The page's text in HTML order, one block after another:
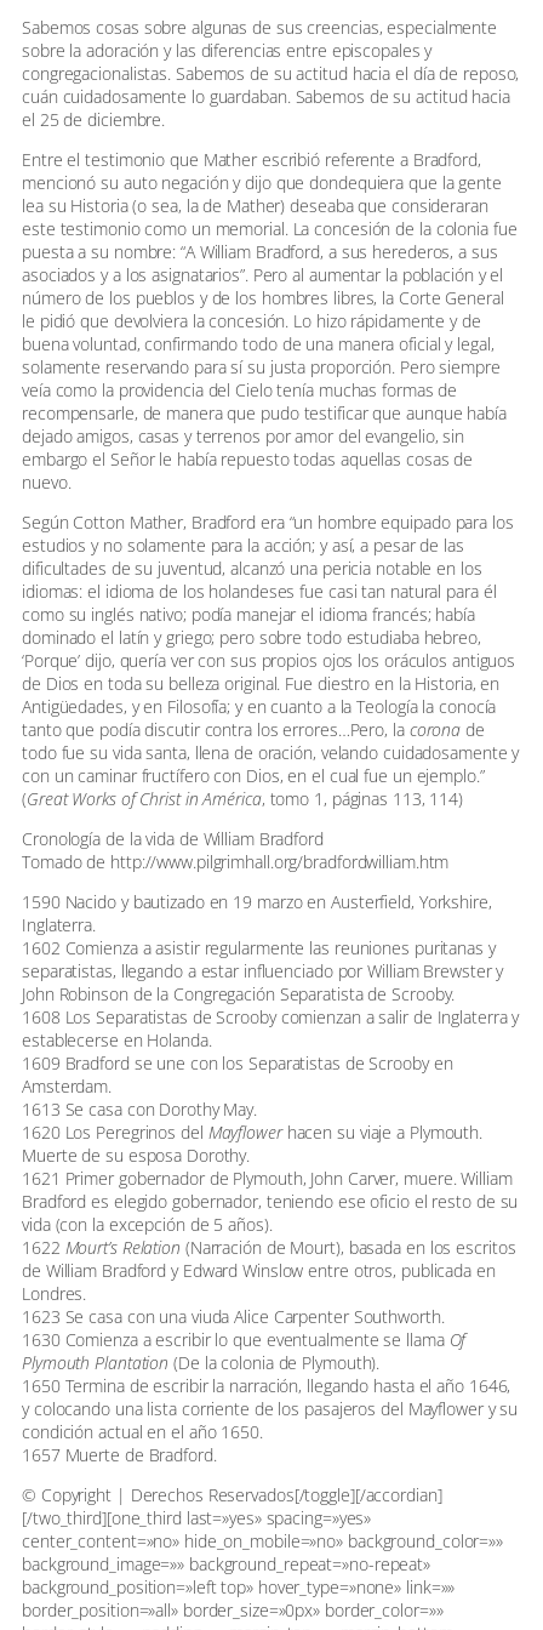
Sabemos cosas sobre algunas de sus creencias, especialmente
sobre la adoración y las diferencias entre episcopales y
congregacionalistas. Sabemos de su actitud hacia el día de reposo,
cuán cuidadosamente lo guardaban. Sabemos de su actitud hacia
el 25 de diciembre.
Entre el testimonio que Mather escribió referente a Bradford,
mencionó su auto negación y dijo que dondequiera que la gente
lea su Historia (o sea, la de Mather) deseaba que consideraran
este testimonio como un memorial. La concesión de la colonia fue
puesta a su nombre: “A William Bradford, a sus herederos, a sus
asociados y a los asignatarios”. Pero al aumentar la población y el
número de los pueblos y de los hombres libres, la Corte General
le pidió que devolviera la concesión. Lo hizo rápidamente y de
buena voluntad, confirmando todo de una manera oficial y legal,
solamente reservando para sí su justa proporción. Pero siempre
veía como la providencia del Cielo tenía muchas formas de
recompensarle, de manera que pudo testificar que aunque había
dejado amigos, casas y terrenos por amor del evangelio, sin
embargo el Señor le había repuesto todas aquellas cosas de
nuevo.
Según Cotton Mather, Bradford era “un hombre equipado para los
estudios y no solamente para la acción; y así, a pesar de las
dificultades de su juventud, alcanzó una pericia notable en los
idiomas: el idioma de los holandeses fue casi tan natural para él
como su inglés nativo; podía manejar el idioma francés; había
dominado el latín y griego; pero sobre todo estudiaba hebreo,
‘Porque’ dijo, quería ver con sus propios ojos los oráculos antiguos
de Dios en toda su belleza original. Fue diestro en la Historia, en
Antigüedades, y en Filosofía; y en cuanto a la Teología la conocía
tanto que podía discutir contra los errores…Pero, la corona de
todo fue su vida santa, llena de oración, velando cuidadosamente y
con un caminar fructífero con Dios, en el cual fue un ejemplo.”
(Great Works of Christ in América, tomo 1, páginas 113, 114)
Cronología de la vida de William Bradford
Tomado de http://www.pilgrimhall.org/bradfordwilliam.htm
1590 Nacido y bautizado en 19 marzo en Austerfield, Yorkshire,
Inglaterra.
1602 Comienza a asistir regularmente las reuniones puritanas y
separatistas, llegando a estar influenciado por William Brewster y
John Robinson de la Congregación Separatista de Scrooby.
1608 Los Separatistas de Scrooby comienzan a salir de Inglaterra y
establecerse en Holanda.
1609 Bradford se une con los Separatistas de Scrooby en
Amsterdam.
1613 Se casa con Dorothy May.
1620 Los Peregrinos del Mayflowerhacen su viaje a Plymouth.
Muerte de su esposa Dorothy.
1621 Primer gobernador de Plymouth, John Carver, muere. William
Bradford es elegido gobernador, teniendo ese oficio el resto de su
vida (con la excepción de 5 años).
1622 Mourt’s Relation (Narración de Mourt), basada en los escritos
de William Bradford y Edward Winslow entre otros, publicada en
Londres.
1623 Se casa con una viuda Alice Carpenter Southworth.
1630 Comienza a escribir lo que eventualmente se llama Of
Plymouth Plantation (De la colonia de Plymouth).
1650 Termina de escribir la narración, llegando hasta el año 1646,
y colocando una lista corriente de los pasajeros del Mayflower y su
condición actual en el año 1650.
1657 Muerte de Bradford.
© Copyright | Derechos Reservados[/toggle][/accordian]
[/two_third][one_third last=»yes» spacing=»yes»
center_content=»no» hide_on_mobile=»no» background_color=»»
background_image=»» background_repeat=»no-repeat»
background_position=»left top» hover_type=»none» link=»»
border_position=»all» border_size=»0px» border_color=»»